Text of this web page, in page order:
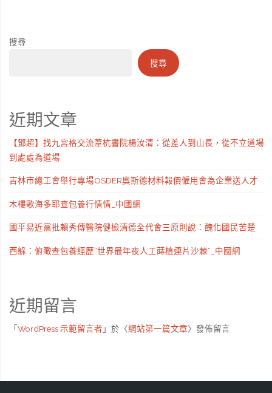
搜尋
搜尋
近期文章
【鄧超】找九宮格交流葦杭書院楊汝清：從差人到山長，從不立道場
到處處為道場
吉林市總工會舉行專場OSDER奧斯德材料報價僱用會為企業送人才
木樓歌海多耶查包養行情情_中國網
國平易近黨批賴秀傳醫院健檢清德全代會三原則說：醜化國民苦楚
西躲：俯瞰查包養經歷“世界最年夜人工蒔植連片沙棘”_中國網
近期留言
「 WordPress 示範留言者 」於〈網站第一篇文章〉發佈留言